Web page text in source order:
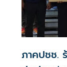
ภาคปชช.